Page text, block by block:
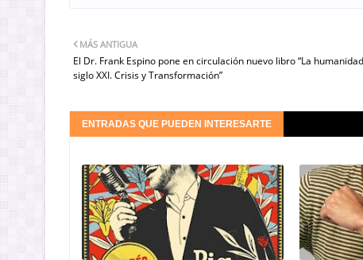
MÁS ANTIGUA
El Dr. Frank Espino pone en circulación nuevo libro “La
siglo XXI. Crisis y Transformación”
ENTRADAS QUE PUEDEN INTERESARTE